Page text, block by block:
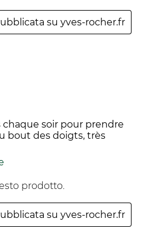
su yves-rocher.fr
soir pour prendre
bout des doigts, très
prodotto.
su yves-rocher.fr